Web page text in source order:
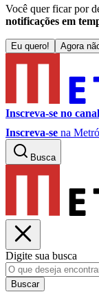
Você quer ficar por
notificações em
Eu quero! Agora
Inscreva-se no canal
Inscreva-se na
Busca
Digite sua busca
Buscar